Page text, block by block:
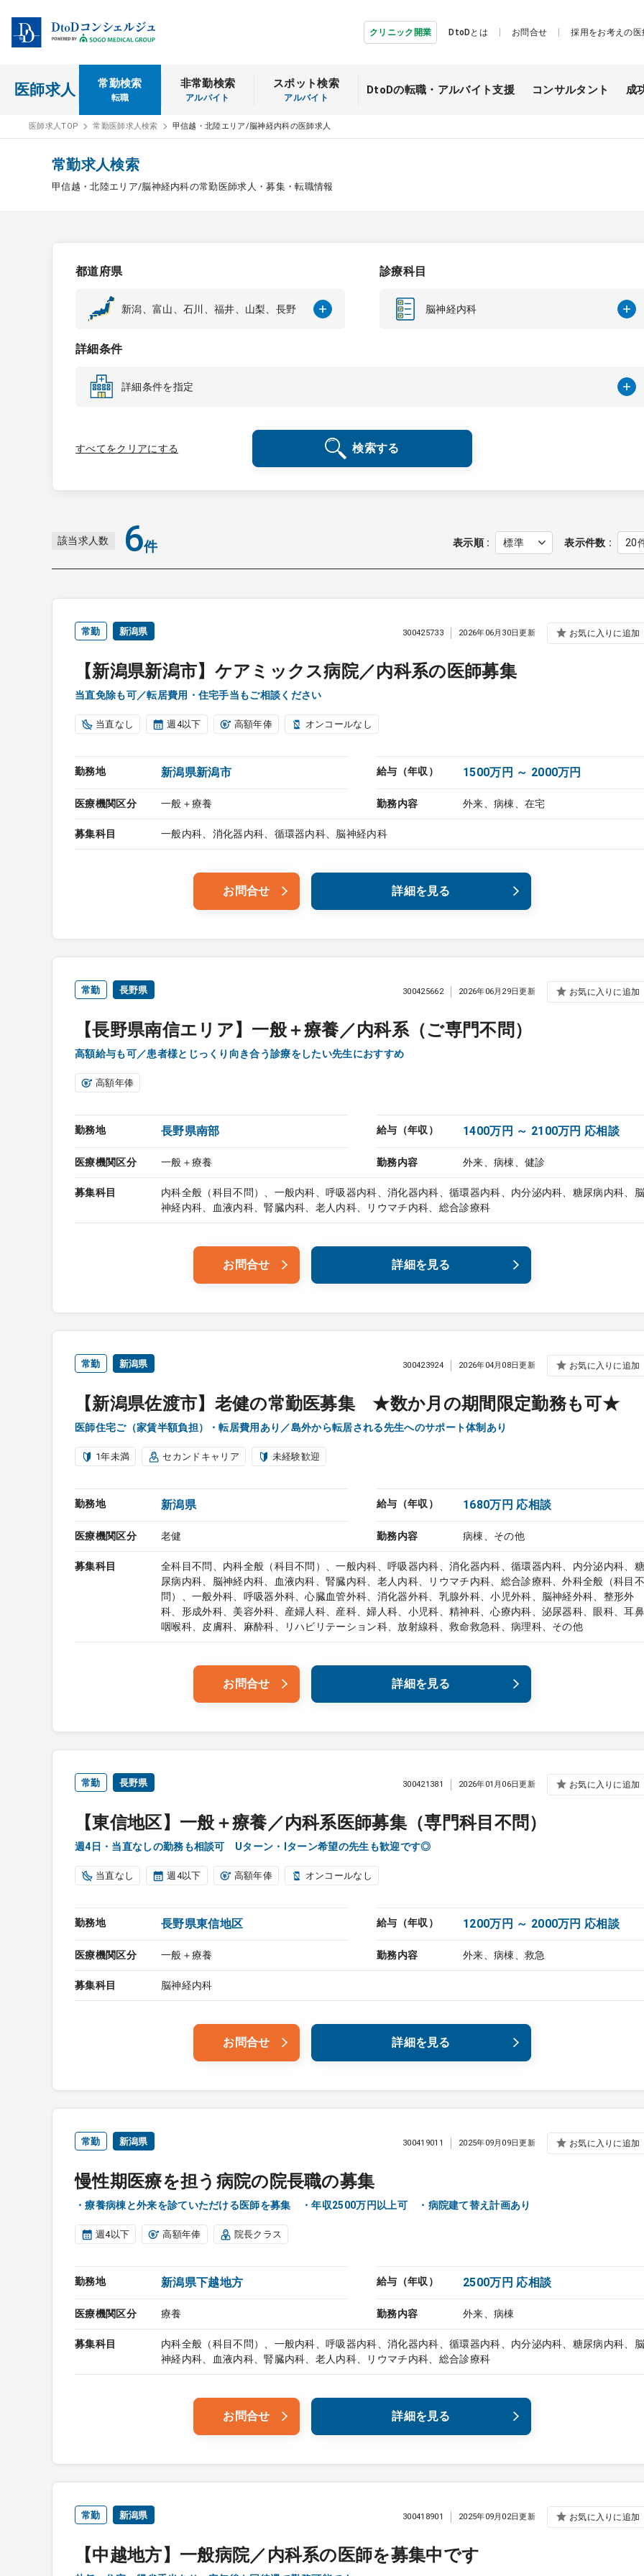
クリニック開業 DtoDとは お問合せ 採用をお考えの
医師求人 常勤検索
転職
非常勤検索
アルバイト
スポット検索
アルバイト
DtoDの転職・ アルバイト支援 コンサルタント 成
医師求人TOP 常勤医師求人検索 甲信越・北陸エリア/脳神経内科の医師求人
常勤求人検索
甲信越・北陸エリア/脳神経内科の常勤医師求人・募集・転職情報
都道府県
新潟、富山、石川、福井、山梨、長野
診療科目
脳神経内科
詳細条件
詳細条件を指定
検索する
すべてをクリアにする
該当求人数 6件 表示順 表示件数
常勤 新潟県
【新潟県新潟市】ケアミックス病院／内科系の医師募集
当直免除も可／転居費用・住宅手当もご相談ください
300425733 2026年06月30日更新 お気に入りに追加
当直なし 週4以下 高額年俸 オンコールなし
勤務地 新潟県新潟市 給与（年収） 1500万円 ～ 2000万円
医療機関区分 一般＋療養 勤務内容 外来、病棟、在宅
募集科目 一般内科、消化器内科、循環器内科、脳神経内科
お問合せ 詳細を見る
常勤 長野県
【長野県南信エリア】一般＋療養／内科系（ご専門不問）
高額給与も可／患者様とじっくり向き合う診療をしたい先生におすすめ
300425662 2026年06月29日更新 お気に入りに追加
高額年俸
勤務地 長野県南部 給与（年収） 1400万円 ～ 2100万円 応相談
医療機関区分 一般＋療養 勤務内容 外来、病棟、健診
募集科目
内科全般（科目不問）、一般内科、呼吸器内科、消化器内科、循環器内科、内分泌内科、糖尿病内科、
神経内科、血液内科、腎臓内科、老人内科、リウマチ内科、総合診療科
お問合せ 詳細を見る
常勤 新潟県
【新潟県佐渡市】老健の常勤医募集 ★数か月の期間限定勤務も可★
医師住宅ご（家賃半額負担）・転居費用あり／島外から転居される先生へのサポート体制あり
300423924 2026年04月08日更新 お気に入りに追加
1年未満 セカンドキャリア 未経験歓迎
勤務地 新潟県 給与（年収） 1680万円 応相談
医療機関区分 老健 勤務内容 病棟、その他
募集科目
全科目不問、内科全般（科目不問）、一般内科、呼吸器内科、消化器内科、循環器内科、内分泌内科、
尿病内科、脳神経内科、血液内科、腎臓内科、老人内科、リウマチ内科、総合診療科、外科全般（科目
問）、一般外科、呼吸器外科、心臓血管外科、消化器外科、乳腺外科、小児外科、脳神経外科、整形外
科、形成外科、美容外科、産婦人科、産科、婦人科、小児科、精神科、心療内科、泌尿器科、眼科、耳
咽喉科、皮膚科、麻酔科、リハビリテーション科、放射線科、救命救急科、病理科、その他
お問合せ 詳細を見る
常勤 長野県
【東信地区】一般＋療養／内科系医師募集（専門科目不問）
週4日・当直なしの勤務も相談可 Uターン・Iターン希望の先生も歓迎です◎
300421381 2026年01月06日更新 お気に入りに追加
当直なし 週4以下 高額年俸 オンコールなし
勤務地 長野県東信地区 給与（年収） 1200万円 ～ 2000万円 応相談
医療機関区分 一般＋療養 勤務内容 外来、病棟、救急
募集科目 脳神経内科
お問合せ 詳細を見る
常勤 新潟県
慢性期医療を担う病院の院長職の募集
・療養病棟と外来を診ていただける医師を募集 ・年収2500万円以上可 ・病院建て替え計画あり
300419011 2025年09月09日更新 お気に入りに追加
週4以下 高額年俸 院長クラス
勤務地 新潟県下越地方 給与（年収） 2500万円 応相談
医療機関区分 療養 勤務内容 外来、病棟
募集科目
内科全般（科目不問）、一般内科、呼吸器内科、消化器内科、循環器内科、内分泌内科、糖尿病内科、
神経内科、血液内科、腎臓内科、老人内科、リウマチ内科、総合診療科
お問合せ 詳細を見る
常勤 新潟県
【中越地方】一般病院／内科系の医師を募集中です
300418901 2025年09月02日更新 お気に入りに追加